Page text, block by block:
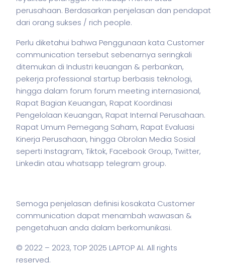
perusahaan. Berdasarkan penjelasan dan pendapat
dari orang sukses / rich people.
Perlu diketahui bahwa Penggunaan kata Customer
communication tersebut sebenarnya seringkali
ditemukan di Industri keuangan & perbankan,
pekerja professional startup berbasis teknologi,
hingga dalam forum forum meeting internasional,
Rapat Bagian Keuangan, Rapat Koordinasi
Pengelolaan Keuangan, Rapat Internal Perusahaan.
Rapat Umum Pemegang Saham, Rapat Evaluasi
Kinerja Perusahaan, hingga Obrolan Media Sosial
seperti Instagram, Tiktok, Facebook Group, Twitter,
Linkedin atau whatsapp telegram group.
Semoga penjelasan definisi kosakata Customer
communication dapat menambah wawasan &
pengetahuan anda dalam berkomunikasi.
© 2022 – 2023, TOP 2025 LAPTOP AI. All rights
reserved.